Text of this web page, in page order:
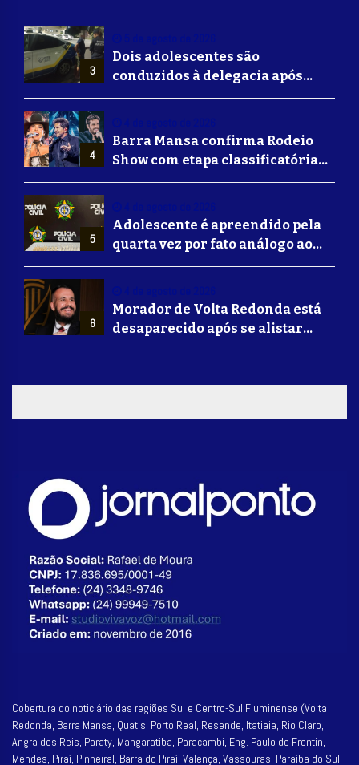
a ser oferecido em Volta
3
Dois adolescentes são
conduzidos à delegacia após
suposta agressão a idoso em
4
Barra Mansa confirma Rodeio
Show com etapa classificatória
para Barretos e grandes nomes
5
Adolescente é apreendido pela
quarta vez por fato análogo ao
tráfico de drogas durante
Barra Mansa
6
Morador de Volta Redonda está
desaparecido após se alistar
Cobertura do noticiário das regiões Sul e Centro-Sul Fluminense (Volta
Redonda, Barra Mansa, Quatis, Porto Real, Resende, Itatiaia, Rio Claro,
Angra dos Reis, Paraty, Mangaratiba, Paracambi, Eng. Paulo de Frontin,
Mendes, Piraí, Pinheiral, Barra do Piraí, Valença, Vassouras, Paraíba do Sul,